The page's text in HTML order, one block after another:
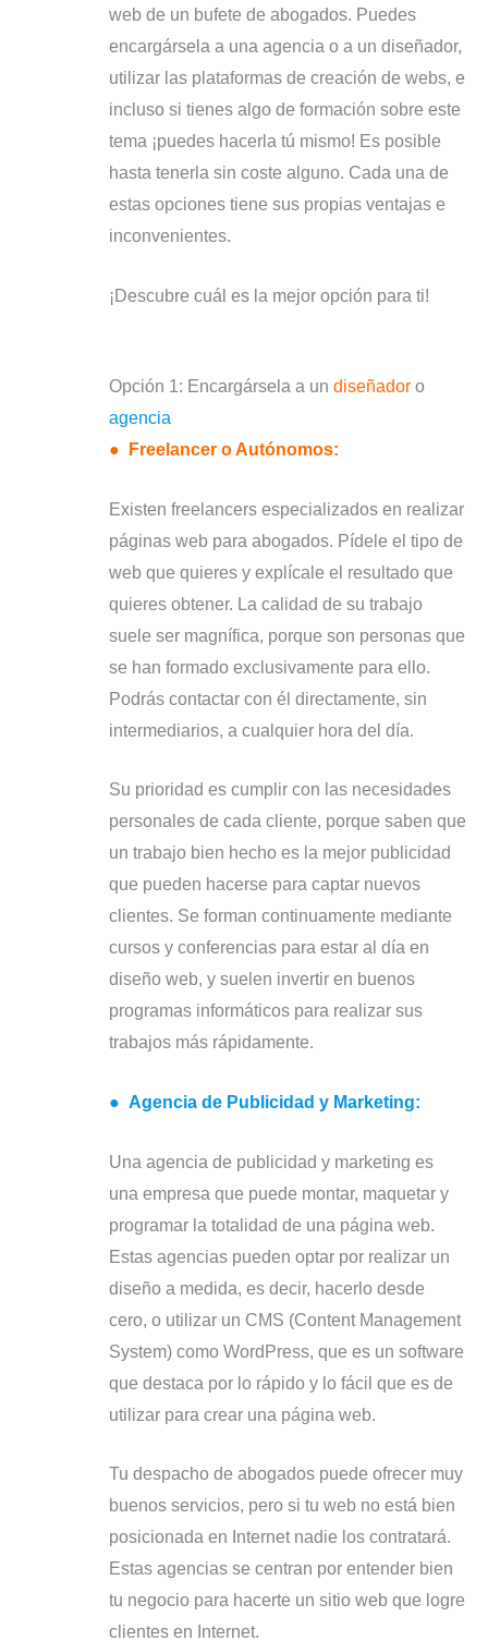
web de un bufete de abogados. Puedes
encargársela a una agencia o a un diseñador,
utilizar las plataformas de creación de webs, e
incluso si tienes algo de formación sobre este
tema ¡puedes hacerla tú mismo! Es posible
hasta tenerla sin coste alguno. Cada una de
estas opciones tiene sus propias ventajas e
inconvenientes.
¡Descubre cuál es la mejor opción para ti!
Opción 1: Encargársela a un diseñador o
agencia
●
Freelancer o Autónomos:
Existen freelancers especializados en realizar
páginas web para abogados. Pídele el tipo de
web que quieres y explícale el resultado que
quieres obtener. La calidad de su trabajo
suele ser magnífica, porque son personas que
se han formado exclusivamente para ello.
Podrás contactar con él directamente, sin
intermediarios, a cualquier hora del día.
Su prioridad es cumplir con las necesidades
personales de cada cliente, porque saben que
un trabajo bien hecho es la mejor publicidad
que pueden hacerse para captar nuevos
clientes. Se forman continuamente mediante
cursos y conferencias para estar al día en
diseño web, y suelen invertir en buenos
programas informáticos para realizar sus
trabajos más rápidamente.
● Agencia de Publicidad y Marketing:
Una agencia de publicidad y marketing es
una empresa que puede montar, maquetar y
programar la totalidad de una página web.
Estas agencias pueden optar por realizar un
diseño a medida, es decir, hacerlo desde
cero, o utilizar un CMS (Content Management
System) como WordPress, que es un software
que destaca por lo rápido y lo fácil que es de
utilizar para crear una página web.
Tu despacho de abogados puede ofrecer muy
buenos servicios, pero si tu web no está bien
posicionada en Internet nadie los contratará.
Estas agencias se centran por entender bien
tu negocio para hacerte un sitio web que logre
clientes en Internet.